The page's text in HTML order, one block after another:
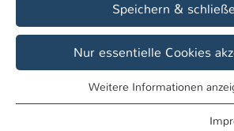
Studentische Arbeiten
Wir bieten ständig studentische
Praxisphase,Bachelorarbeit,
.
In der Regel sind die Arbeiten in
Speichern &
Nur essentielle Cookies
Essentielle Cookies werden für
Weitere Informationen